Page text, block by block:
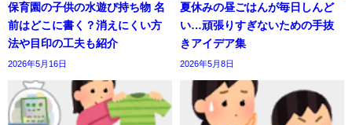
保育園の子供の水遊び持ち物 名
前はどこに書く？消えにくい方
法や目印の工夫も紹介
2026年5月16日
夏休みの昼ごはんが毎日しんど
い…頑張りすぎないための手抜
きアイデア集
2026年5月8日